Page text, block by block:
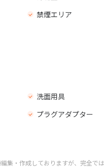
禁煙エリア
洗面用具
プラグアダプター
・作成しておりますが、完全